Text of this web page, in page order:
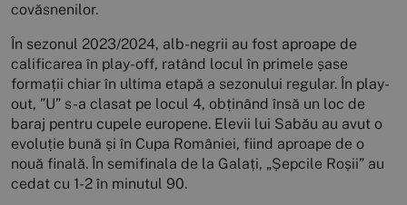
covăsnenilor.
În sezonul 2023/2024, alb-negrii au fost aproape de
calificarea în play-off, ratând locul în primele șase
formații chiar în ultima etapă a sezonului regular. În play-
out, ”U” s-a clasat pe locul 4, obținând însă un loc de
baraj pentru cupele europene. Elevii lui Sabău au avut o
evoluție bună și în Cupa României, fiind aproape de o
nouă finală. În semifinala de la Galați, „Șepcile Roșii” au
cedat cu 1-2 în minutul 90.